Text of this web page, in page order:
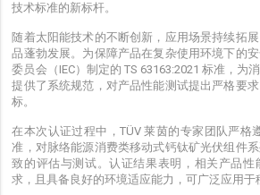
技术标准的新标杆。
随着太阳能技术的不断创新，应用场景持续拓
品蓬勃发展。为保障产品在复杂使用环境下的
委员会（IEC）制定的 TS 63163:2021 标准，为
提供了系统规范，对产品性能测试提出严格要
标。
在本次认证过程中，TÜV 莱茵的专家团队严格
准，对脉络能源消费类移动式钙钛矿光伏组件
致的评估与测试。认证结果表明，相关产品性
求，且具备良好的环境适应能力，可广泛应用于